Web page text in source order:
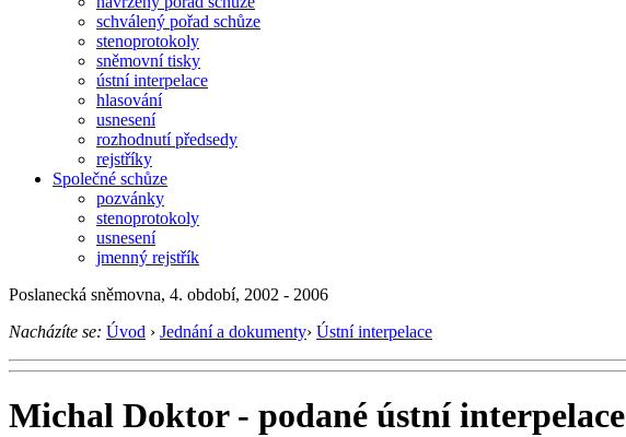
schválený pořad schůze
stenoprotokoly
sněmovní tisky
ústní interpelace
hlasování
usnesení
rozhodnutí předsedy
rejstříky
Společné schůze
pozvánky
stenoprotokoly
usnesení
jmenný rejstřík
Poslanecká sněmovna, 4. období, 2002 - 2006
Nacházíte se: Úvod › Jednání a dokumenty› Ústní interpelace
Michal Doktor - podané ústní interpelace